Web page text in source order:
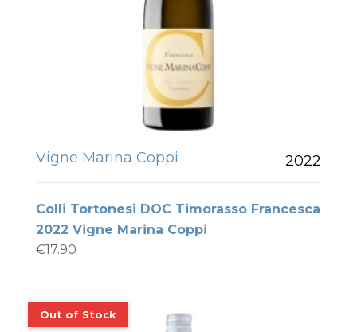
Vigne Marina Coppi 2022
Colli Tortonesi DOC Timorasso Francesca
2022 Vigne Marina Coppi
€17.90